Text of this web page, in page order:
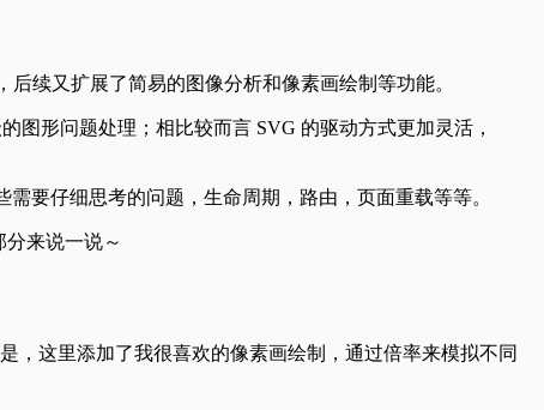
续又扩展了简易的图像分析和像素画绘制等功能。
图形问题处理；相比较而言 SVG 的驱动方式更加灵活，
要仔细思考的问题，生命周期，路由，页面重载等等。
来说一说～
，这里添加了我很喜欢的像素画绘制，通过倍率来模拟不同